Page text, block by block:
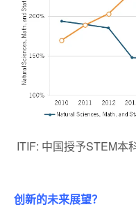
ITIF: 中国授予STEM本
创新的未来展望？